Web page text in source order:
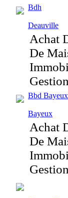
Bdh
Deauville
Achat
De
Bbd
Bayeux
Achat
De